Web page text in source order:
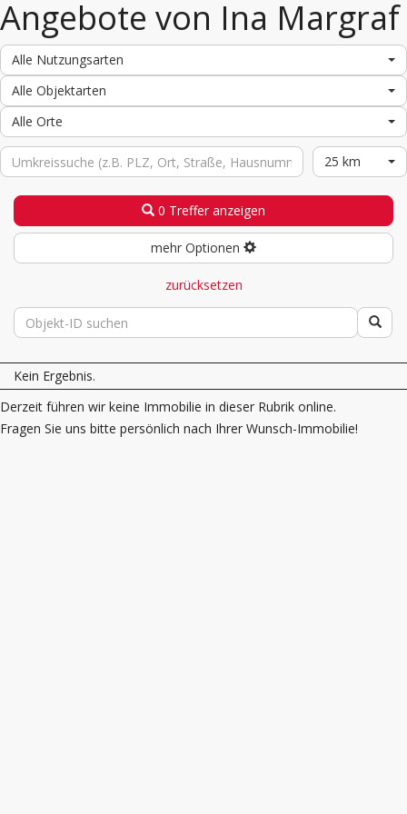
Angebote von Ina Margraf
Alle Nutzungsarten
Alle Objektarten
Alle Orte
25 km
0 Treffer anzeigen
mehr Optionen
zurücksetzen
Kein Ergebnis.
Derzeit führen wir keine Immobilie in dieser Rubrik online.
Fragen Sie uns bitte persönlich nach Ihrer Wunsch-Immobilie!